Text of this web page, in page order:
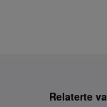
Relaterte